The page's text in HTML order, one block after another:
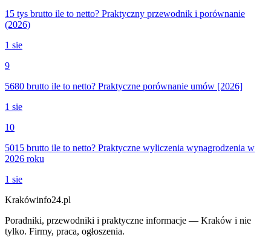
15 tys brutto ile to netto? Praktyczny przewodnik i porównanie
(2026)
1 sie
9
5680 brutto ile to netto? Praktyczne porównanie umów [2026]
1 sie
10
5015 brutto ile to netto? Praktyczne wyliczenia wynagrodzenia w
2026 roku
1 sie
Krakówinfo24.pl
Poradniki, przewodniki i praktyczne informacje — Kraków i nie
tylko. Firmy, praca, ogłoszenia.